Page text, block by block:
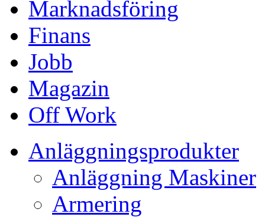
Marknadsföring
Finans
Jobb
Magazin
Off Work
Anläggningsprodukter
Anläggning Maskiner
Armering